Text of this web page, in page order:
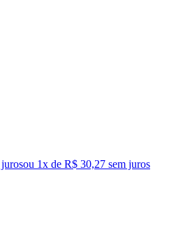
ou 1x de R$ 30,27 sem juros